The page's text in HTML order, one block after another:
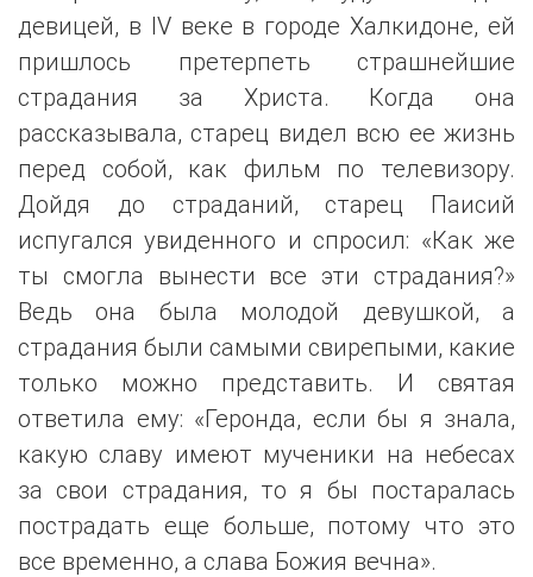
девицей, в IV веке в городе Халкидоне, ей
пришлось претерпеть страшнейшие
страдания за Христа. Когда она
рассказывала, старец видел всю ее жизнь
перед собой, как фильм по телевизору.
Дойдя до страданий, старец Паисий
испугался увиденного и спросил: «Как же
ты смогла вынести все эти страдания?»
Ведь она была молодой девушкой, а
страдания были самыми свирепыми, какие
только можно представить. И святая
ответила ему: «Геронда, если бы я знала,
какую славу имеют мученики на небесах
за свои страдания, то я бы постаралась
пострадать еще больше, потому что это
все временно, а слава Божия вечна».